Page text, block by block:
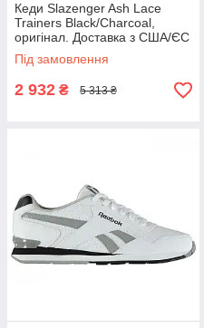
Кеди Slazenger Ash Lace
Trainers Black/Charcoal,
оригінал. Доставка з США/ЄС
протягом 14 днів
Під замовлення
2 932 ₴ 5 313 ₴